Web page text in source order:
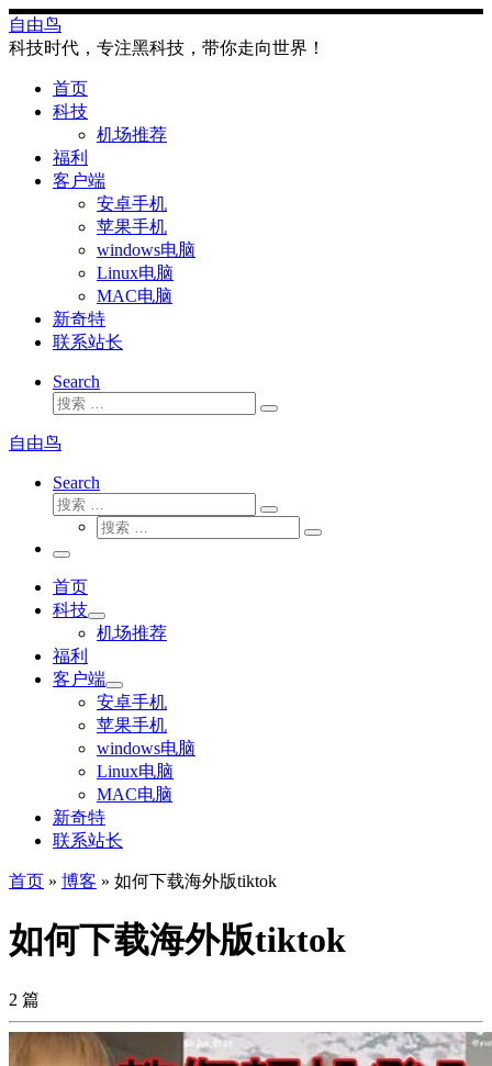
Skip
to
content
自由鸟
科技时代，专注黑科技，带你走向世界！
首页
科技
机场推荐
福利
客户端
安卓手机
苹果手机
windows电脑
Linux电脑
MAC电脑
新奇特
联系站长
Search
搜
搜
自由鸟
Search
搜
搜
索
搜
搜
主
菜
单
首页
科技
机场推荐
福利
客户端
安卓手机
苹果手机
windows电脑
Linux电脑
MAC电脑
新奇特
联系站长
首页 » 博客 » 如何下载海外版tiktok
如何下载海外版tiktok
2 篇